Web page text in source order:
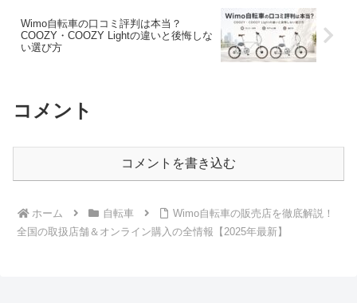
Wimo自転車の口コミ評判は本当？
COOZY・COOZY Lightの違いと後悔しな
い選び方
コメント
コメントを書き込む
ホーム 自転車
Wimo自転車の販売店を徹底解説！
全国の取扱店舗＆オンライン購入の全情報【2025年最新】